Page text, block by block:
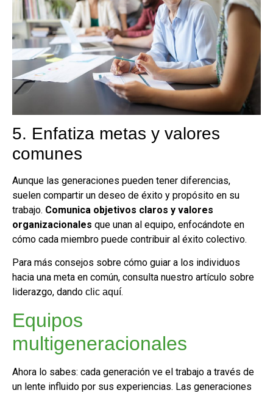
5. Enfatiza metas y valores
comunes
Aunque las generaciones pueden tener diferencias,
suelen compartir un deseo de éxito y propósito en su
trabajo. Comunica objetivos claros y valores
organizacionales que unan al equipo, enfocándote en
cómo cada miembro puede contribuir al éxito colectivo.
Para más consejos sobre cómo guiar a los individuos
hacia una meta en común, consulta nuestro artículo sobre
liderazgo, dando clic aquí.
Equipos
multigeneracionales
Ahora lo sabes: cada generación ve el trabajo a través de
un lente influido por sus experiencias. Las generaciones